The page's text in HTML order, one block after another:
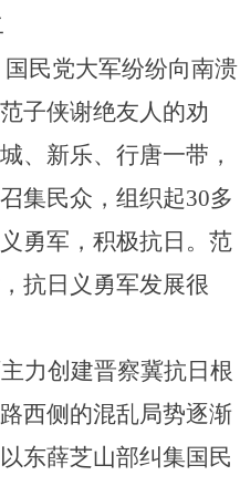
国民党大军纷纷向南溃
子侠谢绝友人的劝
、新乐、行唐一带，
集民众，组织起30多
勇军，积极抗日。范
抗日义勇军发展很
力创建晋察冀抗日根
西侧的混乱局势逐渐
东薛芝山部纠集国民